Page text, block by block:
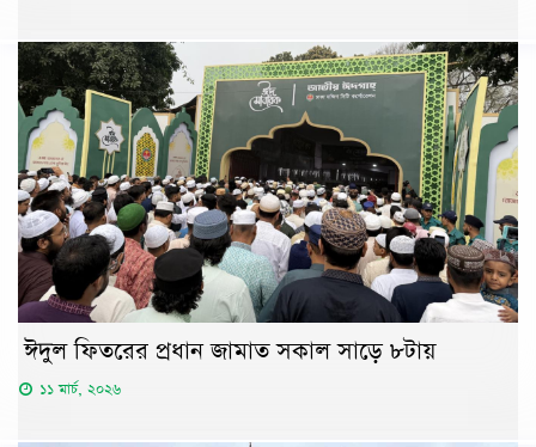
ঈদুল ফিতরের প্রধান জামাত সকাল সাড়ে ৮টায়
১১ মার্চ, ২০২৬